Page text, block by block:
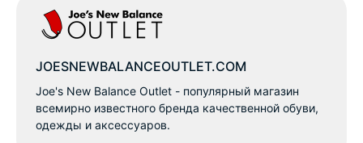
JOESNEWBALANCEOUTLET.COM
Joe's New Balance Outlet - популярный магазин
всемирно известного бренда качественной обуви,
одежды и аксессуаров.